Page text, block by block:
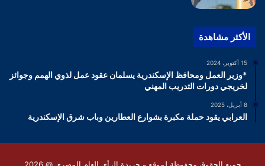
الأكثر مشاهدة
15 أكتوبر، 2024
*وزير العمل ومحافظ الإسكندرية يسلمان عقود عمل لذوي الهمم وجوائز
لخريجي دورات التدريب المهني
8 أبريل، 2025
العرابي يقود حملة مكبرة بشوارع العطارين وباب شرق الإسكندرية
جميع الحقوق محفوظة لموقع و جريدة الرأى العام المصرى @ 2026